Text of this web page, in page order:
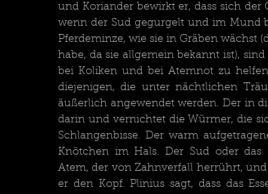
und Koriander bewirkt er, dass sich
wenn der Sud gegurgelt und im Mund
Pferdeminze, wie sie in Gräben wächst
habe, da sie allgemein bekannt ist),
bei Koliken und bei Atemnot zu
diejenigen, die unter nächtlichen
äußerlich angewendet werden. Der in
darin und vernichtet die Würmer, die
Schlangenbisse. Der warm
Knötchen im Hals. Der Sud oder das
Atem, der von Zahnverfall herrührt,
er den Kopf. Plinius sagt, dass das